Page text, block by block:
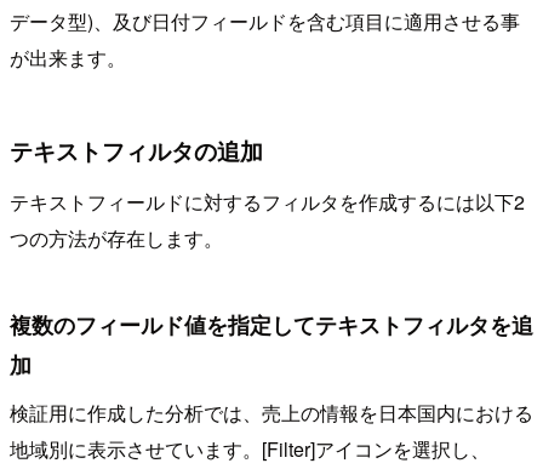
データ型)、及び日付フィールドを含む項目に適用させる事
が出来ます。
テキストフィルタの追加
テキストフィールドに対するフィルタを作成するには以下2
つの方法が存在します。
複数のフィールド値を指定してテキストフィルタを追
加
検証用に作成した分析では、売上の情報を日本国内における
地域別に表示させています。[Filter]アイコンを選択し、